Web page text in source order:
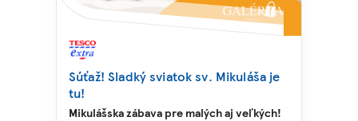
Súťaž! Sladký sviatok sv. Mikuláša je
tu!
Mikulášska zábava pre malých aj veľkých!